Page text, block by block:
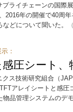
ライチェーンの国際
2016年の開催で40周
どについて聞いた。
：
圧シート
ス技術研究組合（
アレイシートと感
品管理システムのデ